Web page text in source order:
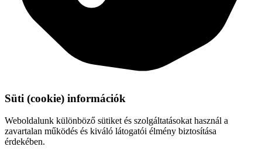
Süti (cookie) információk
Weboldalunk különböző sütiket és szolgáltatásokat használ a
zavartalan működés és kiváló látogatói élmény biztosítása
érdekében.